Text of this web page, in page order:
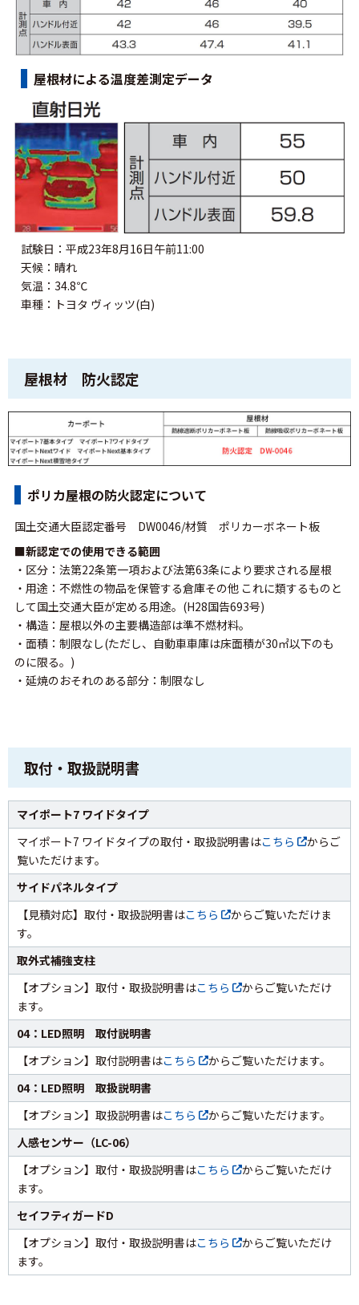
屋根材による温度差測定データ
試験日：平成23年8月16日午前11:00
天候：晴れ
気温：34.8℃
車種：トヨタ ヴィッツ(白)
屋根材 防火認定
ポリカ屋根の防火認定について
国土交通大臣認定番号 DW0046/材質 ポリカーボネート板
■新認定での使用できる範囲
・区分：法第22条第一項および法第63条により要求される屋根
・用途：不燃性の物品を保管する倉庫その他 これに類するものと
して国土交通大臣が定める用途。(H28国告693号)
・構造：屋根以外の主要構造部は準不燃材料。
・面積：制限なし(ただし、自動車車庫は床面積が30㎡以下のも
のに限る。)
・延焼のおそれのある部分：制限なし
取付・取扱説明書
マイポート7 ワイドタイプ
マイポート7 ワイドタイプの取付・取扱説明書はこちら
からご
覧いただけます。
サイドパネルタイプ
【見積対応】取付・取扱説明書はこちら
からご覧いただけま
す。
取外式補強支柱
【オプション】取付・取扱説明書はこちら
からご覧いただけ
ます。
04：LED照明 取付説明書
【オプション】取付説明書はこちら
からご覧いただけます。
04：LED照明 取扱説明書
【オプション】取扱説明書はこちら
からご覧いただけます。
人感センサー（LC-06）
【オプション】取付・取扱説明書はこちら
からご覧いただけ
ます。
セイフティガードD
【オプション】取付・取扱説明書はこちら
からご覧いただけ
ます。